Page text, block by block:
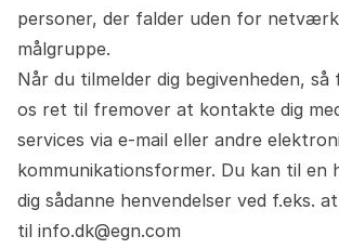
personer, der falder uden for
målgruppe.
Når du tilmelder dig begivenheden,
os ret til fremover at kontakte dig
services via e-mail eller andre
kommunikationsformer. Du kan til en
dig sådanne henvendelser ved f.eks.
til info.dk@egn.com